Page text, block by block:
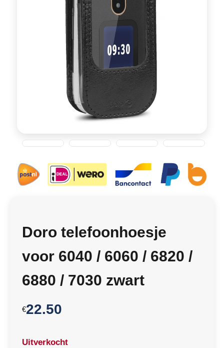
Doro telefoonhoesje
voor 6040 / 6060 / 6820 /
6880 / 7030 zwart
€22.50
Uitverkocht